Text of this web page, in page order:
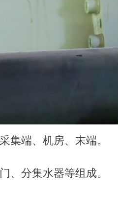
集端、机房、末端。
、分集水器等组成。